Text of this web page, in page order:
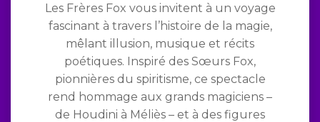
Les Frères Fox vous invitent à un voyage
fascinant à travers l’histoire de la magie,
mêlant illusion, musique et récits
poétiques. Inspiré des Sœurs Fox,
pionnières du spiritisme, ce spectacle
rend hommage aux grands magiciens –
de Houdini à Méliès – et à des figures